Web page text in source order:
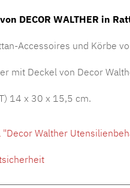
DECOR WALTHER in
Accessoires und Körbe
mit Deckel von Decor
14 x 30 x 15,5 cm.
Walther